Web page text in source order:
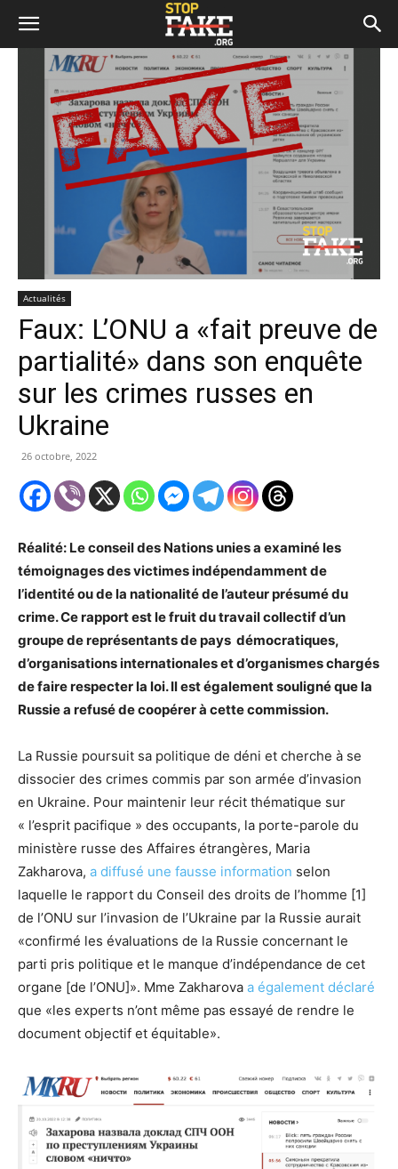
Actualités
Faux: L’ONU a «fait preuve de
partialité» dans son enquête
sur les crimes russes en
Ukraine
26 octobre, 2022
Réalité: Le conseildes Nationsunies a examiné les
témoignagesdes victimes indépendamment de
l’identité ou de la nationalité de l’auteur présumédu
crime. Ce rapport est le fruit du travail collectif d’un
groupe de représentants depays démocratiques,
d’organisations internationales et d’organismes chargés
de faire respecter la loi. Il est également souligné que la
Russie a refusé de coopérerà cette commission.
La Russie poursuit sa politique de déni et cherche à se
dissocier des crimes commis par son armée d’invasion
en Ukraine. Pour maintenir leur récit thématique sur
« l’esprit pacifique » des occupants, la porte-parole du
ministère russe des Affaires étrangères, Maria
Zakharova, a diffusé une fausse information selon
laquelle le rapport du Conseil des droits de l’homme [1]
de l’ONU sur l’invasion de l’Ukraine par la Russie aurait
«confirmé les évaluations de la Russie concernant le
parti pris politique et le manque d’indépendance de cet
organe [de l’ONU]». Mme Zakharova a également déclaré
que «les experts n’ont même pas essayé de rendre le
document objectif et équitable».